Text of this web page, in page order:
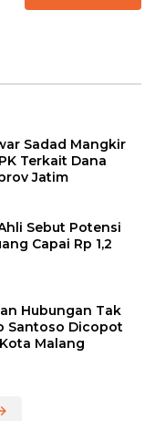
Sadad Mangkir
Terkait Dana
Jatim
Sebut Potensi
Capai Rp 1,2
Hubungan Tak
Santoso Dicopot
Malang